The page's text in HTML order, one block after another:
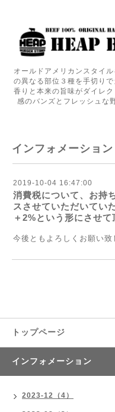
オールドアメリカンスタイ
の異なる部位３種を手切り
香りと本来の旨味がダイレ
感のバンズとフレッシュな
インフォメーション
2019-10-04 16:47:00
消費税について、お持
スさせていただいてい
＋2%という形にさせて
今後ともよろしくお願い致
トップページ
インフォメーション
2023-12（4）